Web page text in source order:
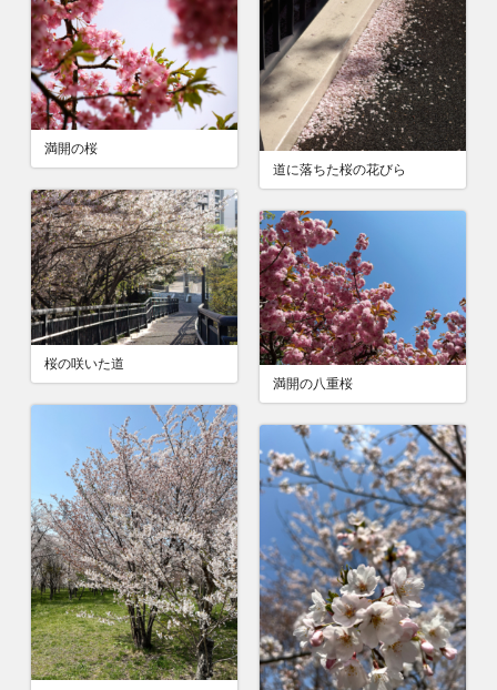
満開の桜
道に落ちた桜の花びら
桜の咲いた道
満開の八重桜